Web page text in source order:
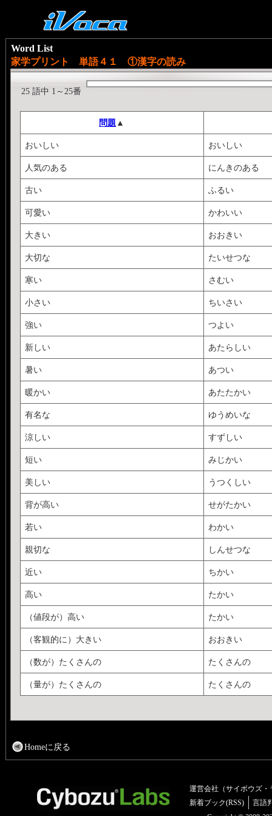
Word List
家学プリント 単語４１ ①漢字の読み
25 語中 1～25番
問題 ▲
おいしい おいしい
人気のある にんきのある
古い ふるい
可愛い かわいい
大きい おおきい
大切な たいせつな
寒い さむい
小さい ちいさい
強い つよい
新しい あたらしい
暑い あつい
暖かい あたたかい
有名な ゆうめいな
涼しい すずしい
短い みじかい
美しい うつくしい
背が高い せがたかい
若い わかい
親切な しんせつな
近い ちかい
高い たかい
（値段が）高い たかい
（客観的に）大きい おおきい
（数が）たくさんの たくさんの
（量が）たくさんの たくさんの
Homeに戻る
運営会社（サイボウズ・
新着ブック(RSS)
言語